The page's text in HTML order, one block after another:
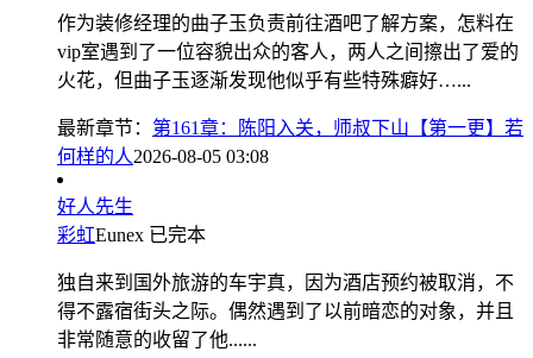
作为装修经理的曲子玉负责前往酒吧了解方案，怎料在
vip室遇到了一位容貌出众的客人，两人之间擦出了爱的
火花，但曲子玉逐渐发现他似乎有些特殊癖好…...
最新章节： 第161章：陈阳入关，师叔下山【第一更】若
何样的人2026-08-05 03:08
好人先生
彩虹Eunex 已完本
独自来到国外旅游的车宇真，因为酒店预约被取消，不
得不露宿街头之际。偶然遇到了以前暗恋的对象，并且
非常随意的收留了他......